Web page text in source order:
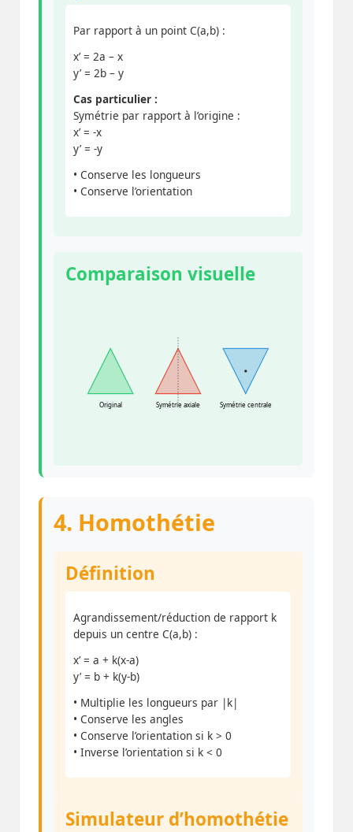
Par rapport à un point C(a,b) :
x’ = 2a – x
y’ = 2b – y
Cas particulier :
Symétrie par rapport à l’origine :
x’ = -x
y’ = -y
• Conserve les longueurs
• Conserve l’orientation
Comparaison visuelle
Original Symétrie axiale Symétrie centrale
4. Homothétie
Définition
Agrandissement/réduction de rapport k
depuis un centre C(a,b) :
x’ = a + k(x-a)
y’ = b + k(y-b)
• Multiplie les longueurs par |k|
• Conserve les angles
• Conserve l’orientation si k > 0
• Inverse l’orientation si k < 0
Simulateur d’homothétie